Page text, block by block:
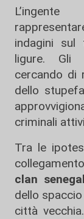
indagini sul
ligure. Gli
cercando di
dello
criminali
Tra le
clan
dello
città